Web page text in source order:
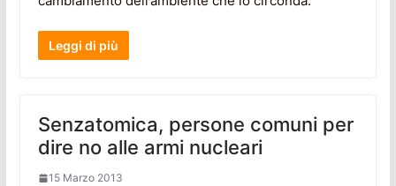
Leggi di più
Senzatomica, persone comuni per
dire no alle armi nucleari
15 Marzo 2013